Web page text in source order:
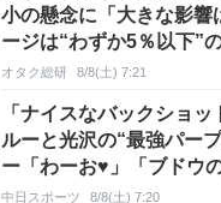
小の懸念に「大きな影響
ージは“わずか5％以下”
オタク総研 8/8(土) 7:21
「ナイスなバックショ
ルーと光沢の“最強パー
ー「わーお♥」「ブドウ
欲しいですね」
中日スポーツ 8/8(土) 7:20